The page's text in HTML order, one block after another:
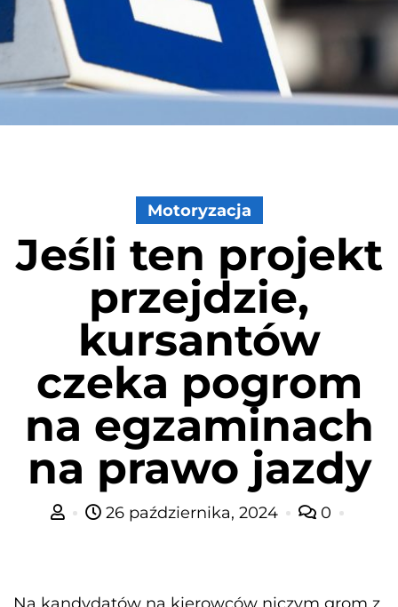
Motoryzacja
Jeśli ten projekt
przejdzie,
kursantów
czeka pogrom
na egzaminach
na prawo jazdy
26 października, 2024 0